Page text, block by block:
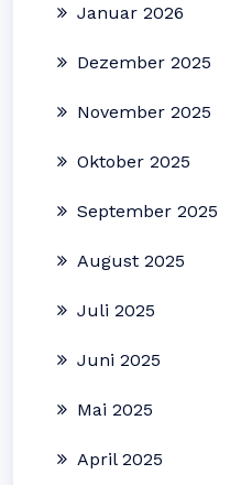
Januar 2026
Dezember 2025
November 2025
Oktober 2025
September 2025
August 2025
Juli 2025
Juni 2025
Mai 2025
April 2025